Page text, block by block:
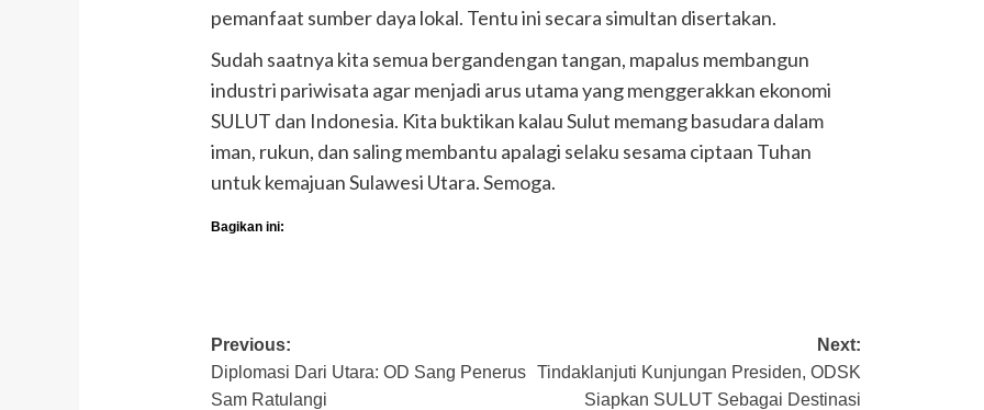
pemanfaat sumber daya lokal. Tentu ini secara simultan disertakan.
Sudah saatnya kita semua bergandengan tangan, mapalus membangun
industri pariwisata agar menjadi arus utama yang menggerakkan ekonomi
SULUT dan Indonesia. Kita buktikan kalau Sulut memang basudara dalam
iman, rukun, dan saling membantu apalagi selaku sesama ciptaan Tuhan
untuk kemajuan Sulawesi Utara. Semoga.
Bagikan ini:
Post
navigation
Previous:
Diplomasi Dari Utara: OD Sang Penerus
Sam Ratulangi
Next:
Tindaklanjuti Kunjungan Presiden, ODSK
Siapkan SULUT Sebagai Destinasi